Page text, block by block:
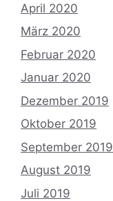
April 2020
März 2020
Februar 2020
Januar 2020
Dezember 2019
Oktober 2019
September 2019
August 2019
Juli 2019